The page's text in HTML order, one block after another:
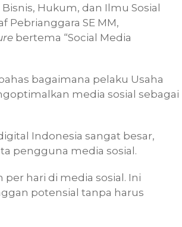
Hukum, dan Ilmu Sosial
Pebrianggara SE MM,
bertema “Social Media
bagaimana pelaku Usaha
media sosial sebagai
Indonesia sangat besar,
pengguna media sosial.
hari di media sosial. Ini
potensial tanpa harus